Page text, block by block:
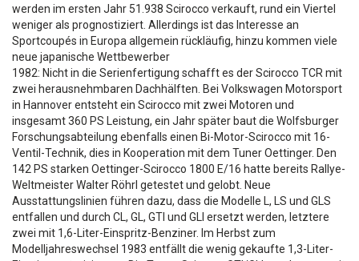
werden im ersten Jahr 51.938 Scirocco verkauft, rund ein Viertel
weniger als prognostiziert. Allerdings ist das Interesse an
Sportcoupés in Europa allgemein rückläufig, hinzu kommen viele
neue japanische Wettbewerber
1982: Nicht in die Serienfertigung schafft es der Scirocco TCR mit
zwei herausnehmbaren Dachhälften. Bei Volkswagen Motorsport
in Hannover entsteht ein Scirocco mit zwei Motoren und
insgesamt 360 PS Leistung, ein Jahr später baut die Wolfsburger
Forschungsabteilung ebenfalls einen Bi-Motor-Scirocco mit 16-
Ventil-Technik, dies in Kooperation mit dem Tuner Oettinger. Den
142 PS starken Oettinger-Scirocco 1800 E/16 hatte bereits Rallye-
Weltmeister Walter Röhrl getestet und gelobt. Neue
Ausstattungslinien führen dazu, dass die Modelle L, LS und GLS
entfallen und durch CL, GL, GTI und GLI ersetzt werden, letztere
zwei mit 1,6-Liter-Einspritz-Benziner. Im Herbst zum
Modelljahreswechsel 1983 entfällt die wenig gekaufte 1,3-Liter-